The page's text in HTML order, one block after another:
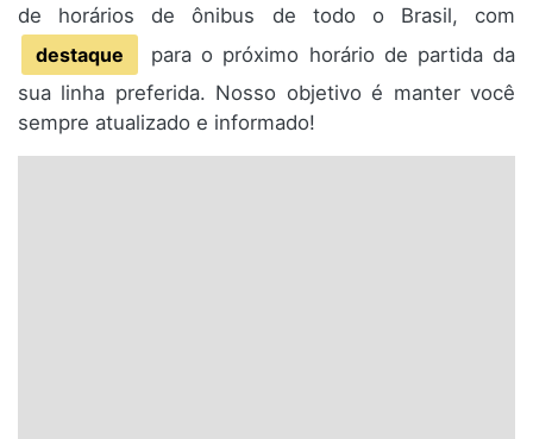
de horários de ônibus de todo o Brasil, com
destaque
para o próximo horário de partida da
sua linha preferida. Nosso objetivo é manter você
sempre atualizado e informado!